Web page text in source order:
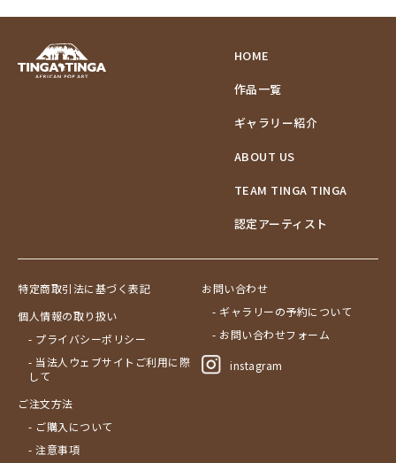
HOME
作品一覧
ギャラリー紹介
ABOUT US
TEAM TINGA TINGA
認定アーティスト
特定商取引法に基づく表記
個人情報の取り扱い
- プライバシーポリシー
- 当法人ウェブサイトご利用に際
して
ご注文方法
- ご購入について
- 注意事項
お問い合わせ
- ギャラリーの予約について
- お問い合わせフォーム
instagram